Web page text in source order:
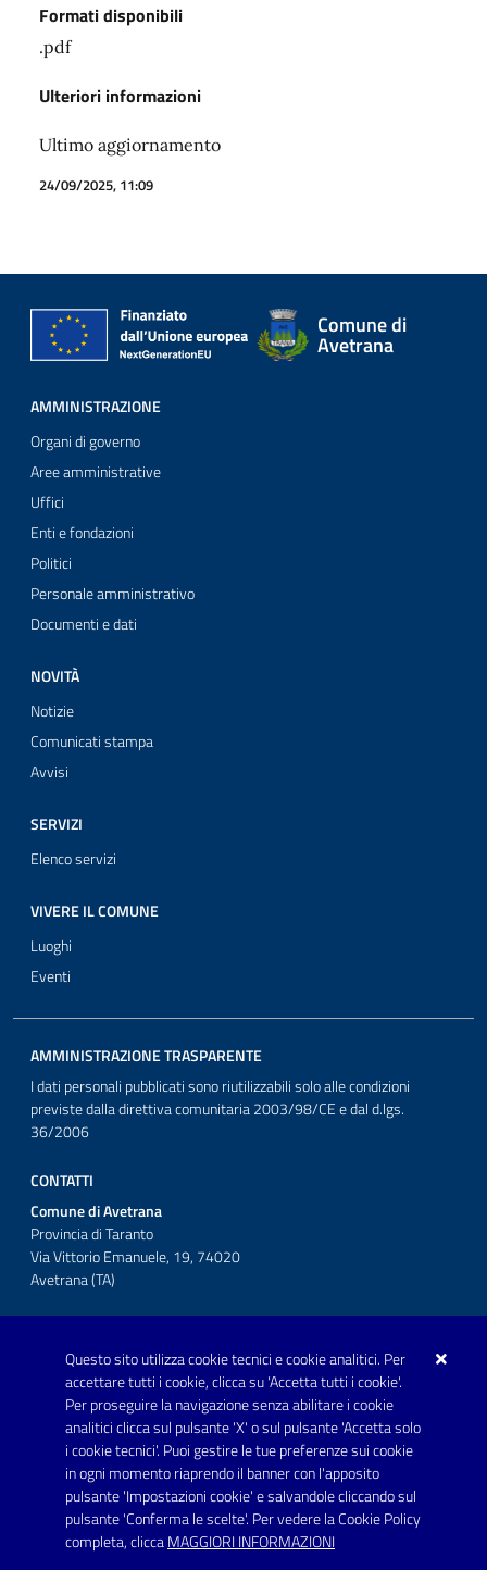
Questo sito utilizza cookie tecnici e cookie analitici. Per
accettare tutti i cookie, clicca su 'Accetta tutti i cookie'.
Per proseguire la navigazione senza abilitare i cookie
analitici clicca sul pulsante 'X' o sul pulsante 'Accetta solo
i cookie tecnici'. Puoi gestire le tue preferenze sui cookie
in ogni momento riaprendo il banner con l'apposito
pulsante 'Impostazioni cookie' e salvandole cliccando sul
pulsante 'Conferma le scelte'. Per vedere la Cookie Policy
completa, cliccaMAGGIORI INFORMAZIONI
Formati disponibili
.pdf
Ulteriori informazioni
Ultimo aggiornamento
24/09/2025, 11:09
Comune di
Avetrana
AMMINISTRAZIONE
Organi di governo
Aree amministrative
Uffici
Enti e fondazioni
Politici
Personale amministrativo
Documenti e dati
NOVITÀ
Notizie
Comunicati stampa
Avvisi
SERVIZI
Elenco servizi
VIVERE IL COMUNE
Luoghi
Eventi
AMMINISTRAZIONE TRASPARENTE
I dati personali pubblicati sono riutilizzabili solo alle condizioni
previste dalla direttiva comunitaria 2003/98/CE e dal d.lgs.
36/2006
CONTATTI
Comune di Avetrana
Provincia di Taranto
Via Vittorio Emanuele, 19, 74020
Avetrana (TA)
Telefono: 0999707766
Fax: 0999704336
Posta Elettronica Certificata:
prot.comune.avetrana@pec.rupar.puglia.it
Link utili
Informativa privacy